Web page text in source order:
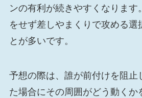
ンの有利が続きやすくなります
をせず差しやまくりで攻める選
とが多いです。
予想の際は、誰が前付けを阻止
た場合にその周囲がどう動くか